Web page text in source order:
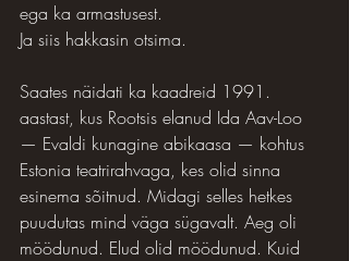
ega ka armastusest.
Ja siis hakkasin otsima.
Saates näidati ka kaadreid 1991.
aastast, kus Rootsis elanud Ida Aav-Loo
— Evaldi kunagine abikaasa — kohtus
Estonia teatrirahvaga, kes olid sinna
esinema sõitnud. Midagi selles hetkes
puudutas mind väga sügavalt. Aeg oli
möödunud. Elud olid möödunud. Kuid